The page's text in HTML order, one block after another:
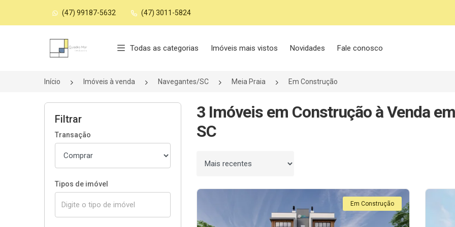
(47) 99187-5632 (47) 3011-5824
Página inicial
Todas as categorias Imóveis mais vistos Novidades Fale conosco
Início Imóveis à venda Navegantes/SC Meia Praia Em Construção
Filtrar
Transação
Tipos de imóvel
3 Imóveis em Construção à Venda
SC
Ordenar por
Em Construção